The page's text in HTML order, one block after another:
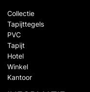
Collectie
Tapijttegels
PVC
Tapijt
Hotel
Winkel
Kantoor